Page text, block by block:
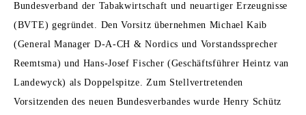
Bundesverband der Tabakwirtschaft und neuartiger Erzeugnisse
(BVTE) gegründet. Den Vorsitz übernehmen Michael Kaib
(General Manager D-A-CH & Nordics und Vorstandssprecher
Reemtsma) und Hans-Josef Fischer (Geschäftsführer Heintz van
Landewyck) als Doppelspitze. Zum Stellvertretenden
Vorsitzenden des neuen Bundesverbandes wurde Henry Schütz
Risikoreduktion
Tabaksteuer
Littering